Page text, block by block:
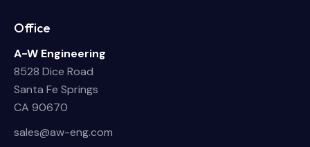
Office
A-W Engineering
8528 Dice Road
Santa Fe Springs
CA 90670
sales@aw-eng.com